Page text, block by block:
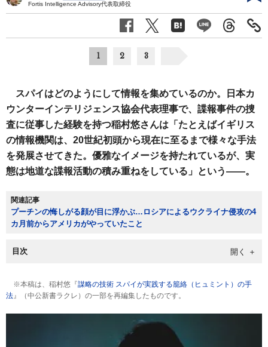
Fortis Intelligence Advisory代表取締役
1 2 3
スパイはどのようにして情報を集めているのか。日本カ
ウンターインテリジェンス協会代表理事で、諜報事件の捜
査に従事した経験を持つ稲村悠さんは「たとえばイギリス
の情報機関は、20世紀初頭から現在に至るまで様々な手法
を発展させてきた。優雅なイメージを持たれているが、実
態は地道な諜報活動の積み重ねをしている」という――。
関連記事
プーチンの悔しがる顔が目に浮かぶ…ロシアによるウクライナ侵攻の4
カ月前からアメリカがやっていたこと
目次
※本稿は、稲村悠『謀略の技術 スパイが実践する籠絡（ヒュミント）の手
法 』（中公新書ラクレ）の一部を再編集したものです。